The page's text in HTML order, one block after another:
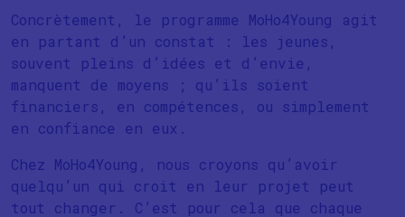
Concrètement, le programme MoHo4Young agit
en partant d’un constat : les jeunes,
souvent pleins d’idées et d’envie,
manquent de moyens ; qu’ils soient
financiers, en compétences, ou simplement
en confiance en eux.
Chez MoHo4Young, nous croyons qu’avoir
quelqu’un qui croit en leur projet peut
tout changer. C’est pour cela que chaque